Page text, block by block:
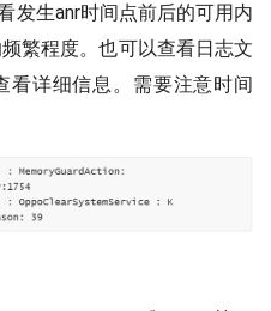
发生anr时间点前后的可用内
繁程度。也可以查看日志文
看详细信息。需要注意时间